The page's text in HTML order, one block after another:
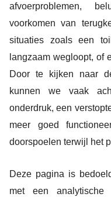
afvoerproblemen,
voorkomen van
situaties zoals een
langzaam wegloopt, of
Door te kijken naar
kunnen we vaak
onderdruk, een
meer goed
doorspoelen terwijl het
Deze pagina is
met een